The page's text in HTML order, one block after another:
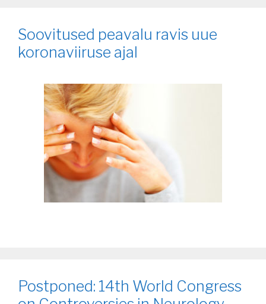
Soovitused peavalu ravis uue
koronaviiruse ajal
Postponed: 14th World Congress